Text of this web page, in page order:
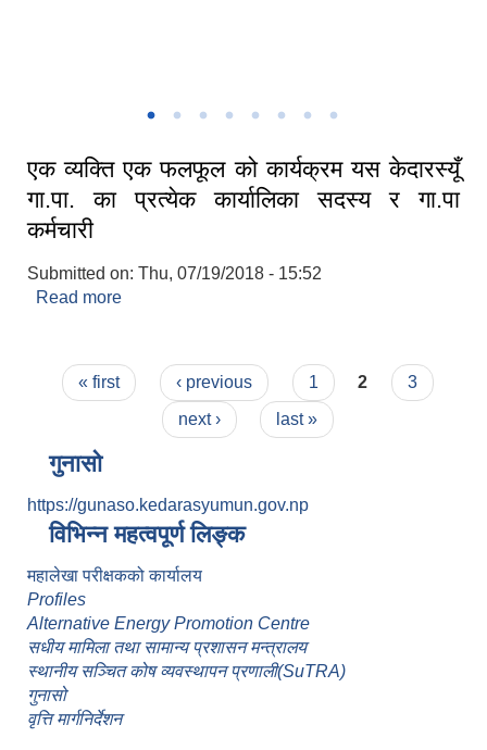
एक व्यक्ति एक फलफूल को कार्यक्रम यस केदारस्यूँ
गा.पा. का प्रत्येक कार्यालिका सदस्य र गा.पा
कर्मचारी
Submitted on: Thu, 07/19/2018 - 15:52
Read more
Pages
« first ‹ previous 1 2
3
next ›
last »
गुनासो
https://gunaso.kedarasyumun.gov.np
विभिन्न महत्वपूर्ण लिङ्क
महालेखा परीक्षकको कार्यालय
Profiles
Alternative Energy Promotion Centre
सधीय मामिला तथा सामान्य प्रशासन मन्त्रालय
स्थानीय सञ्चित कोष व्यवस्थापन प्रणाली(SuTRA)
गुनासो
वृत्ति मार्गनिर्देशन